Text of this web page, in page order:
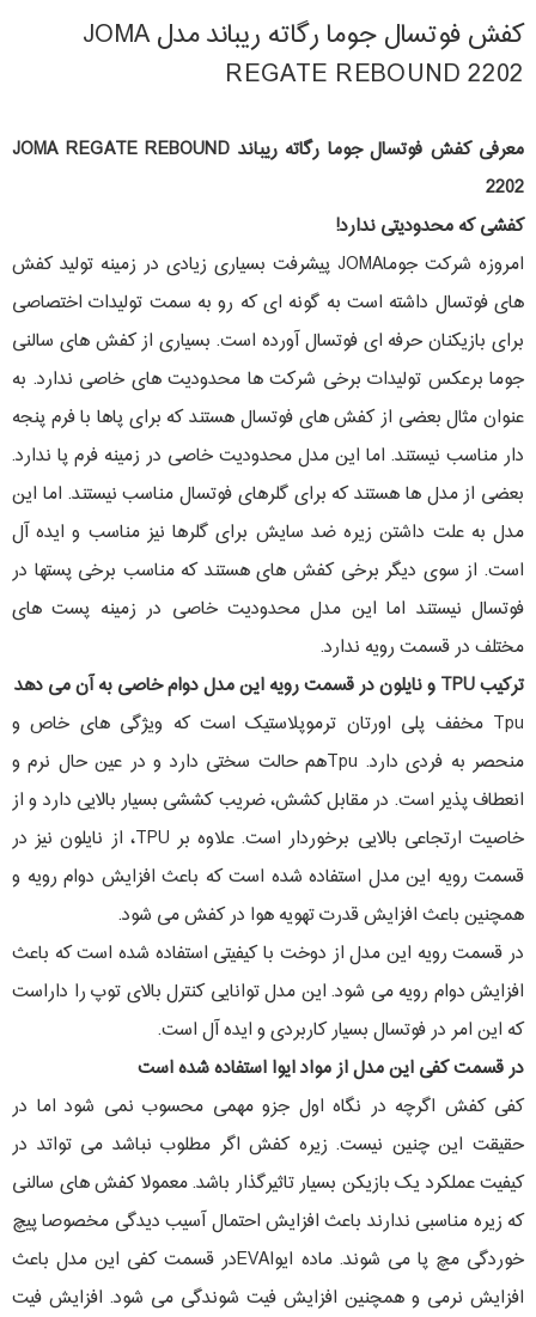
کفش فوتسال جوما رگاته ریباند مدل JOMA
REGATE REBOUND 2202
معرفی کفش فوتسال جوما رگاته ریباند JOMA REGATE REBOUND
2202
کفشی که محدودیتی ندارد!
امروزه شرکت جوماJOMA پیشرفت بسیاری زیادی در زمینه تولید کفش
های فوتسال داشته است به گونه ای که رو به سمت تولیدات اختصاصی
برای بازیکنان حرفه ای فوتسال آورده است. بسیاری از کفش های سالنی
جوما برعکس تولیدات برخی شرکت ها محدودیت های خاصی ندارد. به
عنوان مثال بعضی از کفش های فوتسال هستند که برای پاها با فرم پنجه
دار مناسب نیستند. اما این مدل محدودیت خاصی در زمینه فرم پا ندارد.
بعضی از مدل ها هستند که برای گلرهای فوتسال مناسب نیستند. اما این
مدل به علت داشتن زیره ضد سایش برای گلرها نیز مناسب و ایده آل
است. از سوی دیگر برخی کفش های هستند که مناسب برخی پستها در
فوتسال نیستند اما این مدل محدودیت خاصی در زمینه پست های
مختلف در قسمت رویه ندارد.
ترکیب TPU و نایلون در قسمت رویه این مدل دوام خاصی به آن می دهد
Tpu مخفف پلی اورتان ترموپلاستیک است که ویژگی های خاص و
منحصر به فردی دارد. Tpuهم حالت سختی دارد و در عین حال نرم و
انعطاف پذیر است. در مقابل کشش، ضریب کششی بسیار بالایی دارد و از
خاصیت ارتجاعی بالایی برخوردار است. علاوه بر TPU، از نایلون نیز در
قسمت رویه این مدل استفاده شده است که باعث افزایش دوام رویه و
همچنین باعث افزایش قدرت تهویه هوا در کفش می شود.
در قسمت رویه این مدل از دوخت با کیفیتی استفاده شده است که باعث
افزایش دوام رویه می شود. این مدل توانایی کنترل بالای توپ را داراست
که این امر در فوتسال بسیار کاربردی و ایده آل است.
در قسمت کفی این مدل از مواد ایوا استفاده شده است
کفی کفش اگرچه در نگاه اول جزو مهمی محسوب نمی شود اما در
حقیقت این چنین نیست. زیره کفش اگر مطلوب نباشد می تواتد در
کیفیت عملکرد یک بازیکن بسیار تاثیرگذار باشد. معمولا کفش های سالنی
که زیره مناسبی ندارند باعث افزایش احتمال آسیب دیدگی مخصوصا پیچ
خوردگی مچ پا می شوند. ماده ایواEVAدر قسمت کفی این مدل باعث
افزایش نرمی و همچنین افزایش فیت شوندگی می شود. افزایش فیت